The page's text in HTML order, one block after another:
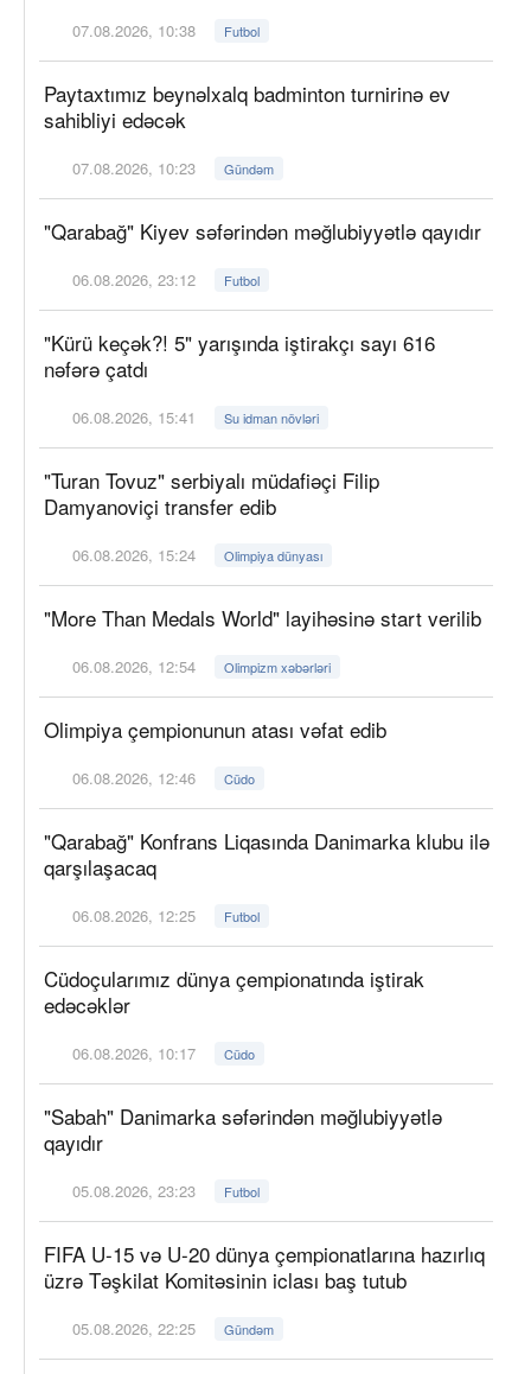
07.08.2026, 10:38 Futbol
Paytaxtımız beynəlxalq badminton turnirinə ev
sahibliyi edəcək
07.08.2026, 10:23 Gündəm
"Qarabağ" Kiyev səfərindən məğlubiyyətlə qayıdır
06.08.2026, 23:12 Futbol
"Kürü keçək?! 5" yarışında iştirakçı sayı 616
nəfərə çatdı
06.08.2026, 15:41 Su idman növləri
"Turan Tovuz" serbiyalı müdafiəçi Filip
Damyanoviçi transfer edib
06.08.2026, 15:24 Olimpiya dünyası
"More Than Medals World" layihəsinə start verilib
06.08.2026, 12:54 Olimpizm xəbərləri
Olimpiya çempionunun atası vəfat edib
06.08.2026, 12:46 Cüdo
"Qarabağ" Konfrans Liqasında Danimarka klubu ilə
qarşılaşacaq
06.08.2026, 12:25 Futbol
Cüdoçularımız dünya çempionatında iştirak
edəcəklər
06.08.2026, 10:17 Cüdo
"Sabah" Danimarka səfərindən məğlubiyyətlə
qayıdır
05.08.2026, 23:23 Futbol
FIFA U-15 və U-20 dünya çempionatlarına hazırlıq
üzrə Təşkilat Komitəsinin iclası baş tutub
05.08.2026, 22:25 Gündəm